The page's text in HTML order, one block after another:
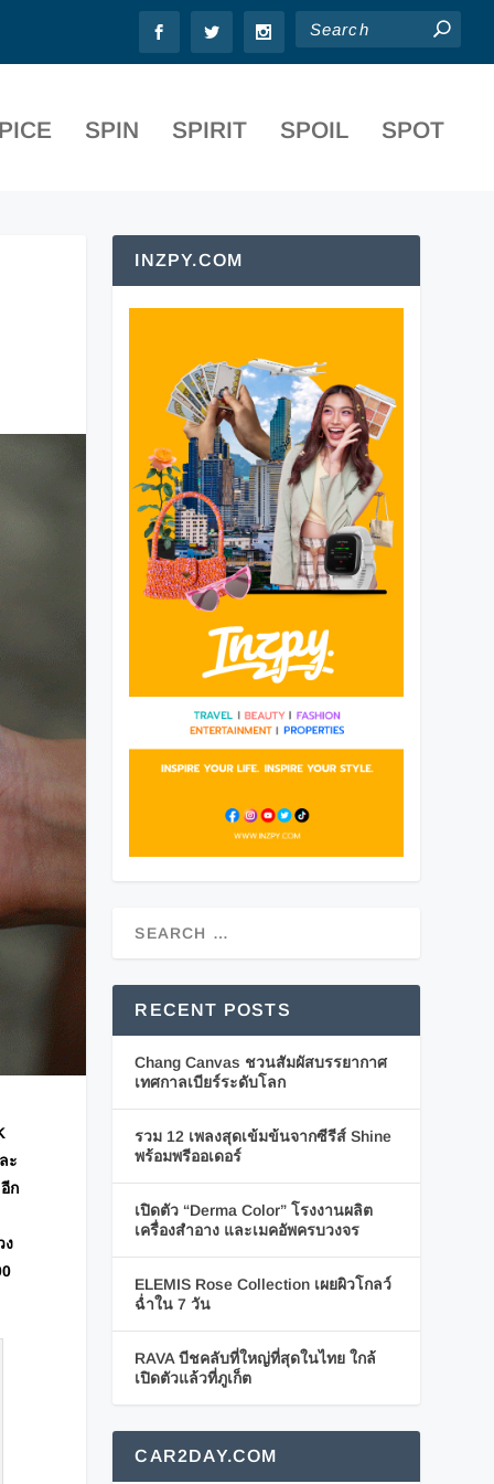
SPIN SPIRIT SPOIL SPOT
ะ
ก
ง
INZPY.COM
RECENT POSTS
Chang Canvas ชวนสัมผัสบรรยากาศ
เทศกาลเบียร์ระดับโลก
รวม 12 เพลงสุดเข้มข้นจากซีรีส์ Shine
พร้อมพรีออเดอร์
เปิดตัว “Derma Color” โรงงานผลิต
เครื่องสำอาง และเมคอัพครบวงจร
ELEMIS Rose Collection เผยผิวโกลว์
ฉ่ำใน 7 วัน
RAVA บีชคลับที่ใหญ่ที่สุดในไทย ใกล้
เปิดตัวแล้วที่ภูเก็ต
CAR2DAY.COM